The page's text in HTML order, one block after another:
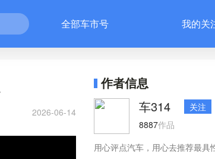
全部车市号 我的关
2026-06-14
作者信息
车314
关注
8887作品
用心评点汽车，用心去推荐最具